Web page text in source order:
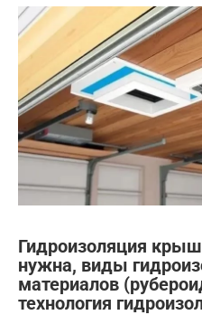
Гидроизоляция
нужна, виды
материалов
технология